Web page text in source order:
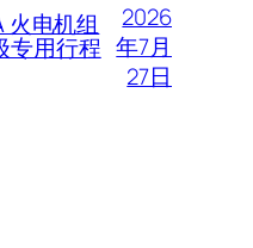
火电机组
专用行程
2026
年7月
27日